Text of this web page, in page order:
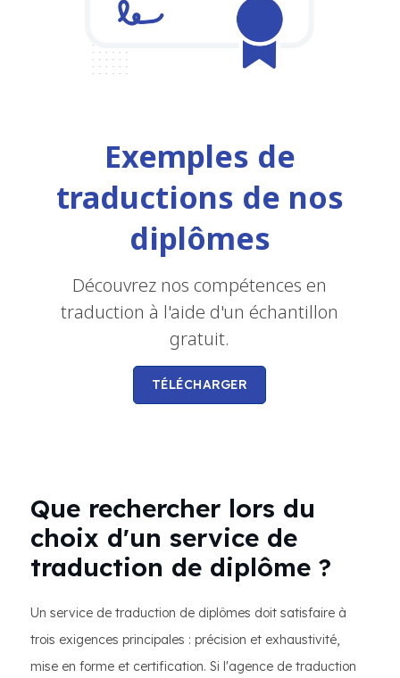
Exemples de
traductions de nos
diplômes
Découvrez nos compétences en
traduction à l'aide d'un échantillon
gratuit.
TÉLÉCHARGER
Que rechercher lors du
choix d'un service de
traduction de diplôme ?
Un service de traduction de diplômes doit satisfaire à
trois exigences principales : précision et exhaustivité,
mise en forme et certification. Si l'agence de traduction